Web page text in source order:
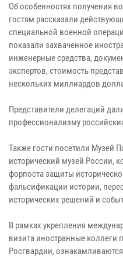
Об особенностях получения
гостям рассказали
специальной военной
показали захваченное
инженерные средства,
экспертов, стоимость
нескольких миллиардов
Представители делегаций
профессионализму
Также гости посетили Музей
исторический музей России,
форпоста защиты
фальсификации истории,
исторических решений и
В рамках укрепления
визита иностранные коллеги
Росгвардии,